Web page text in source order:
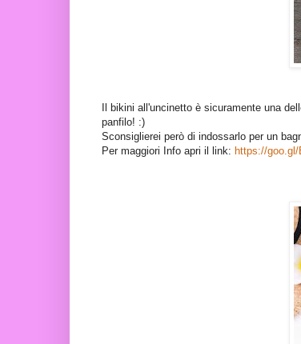
Il bikini all'uncinetto è sicuramente una
panfilo! :)
Sconsiglierei però di indossarlo per un
Per maggiori Info apri il link: https://goo.gl/